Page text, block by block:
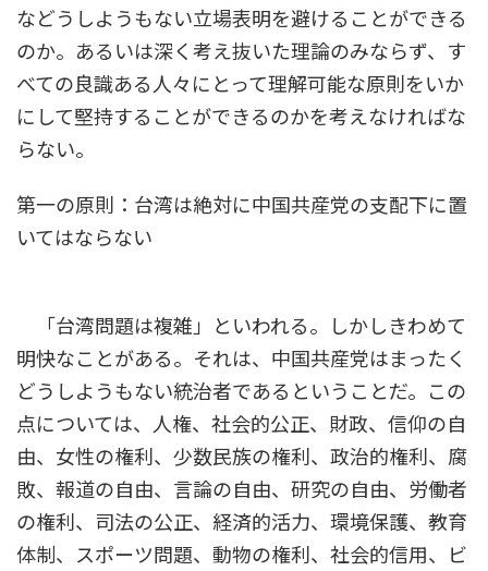
などうしようもない立場表明を避けることができる
のか。あるいは深く考え抜いた理論のみならず、す
べての良識ある人々にとって理解可能な原則をいか
にして堅持することができるのかを考えなければな
らない。
第一の原則：台湾は絶対に中国共産党の支配下に置
いてはならない
「台湾問題は複雑」といわれる。しかしきわめて
明快なことがある。それは、中国共産党はまったく
どうしようもない統治者であるということだ。この
点については、人権、社会的公正、財政、信仰の自
由、女性の権利、少数民族の権利、政治的権利、腐
敗、報道の自由、言論の自由、研究の自由、労働者
の権利、司法の公正、経済的活力、環境保護、教育
体制、スポーツ問題、動物の権利、社会的信用、ビ